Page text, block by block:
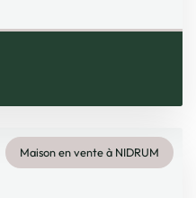
Maison en vente à NIDRUM